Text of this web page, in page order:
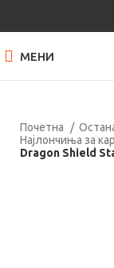
МЕНИ
Почетна
Најлончиња за
Dragon Shield